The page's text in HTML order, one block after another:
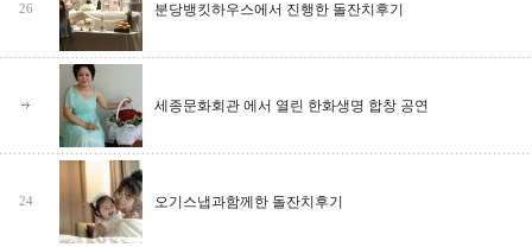
26 분당뱅킷하우스에서 진행한 돌잔치후기
세종문화회관 에서 열린 한화생명 합창 공연
24 오기스냅과함께한 돌잔치후기